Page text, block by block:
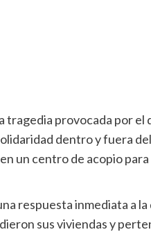
tragedia provocada por
dentro y fuera
un centro de acopio
respuesta inmediata a
sus viviendas y